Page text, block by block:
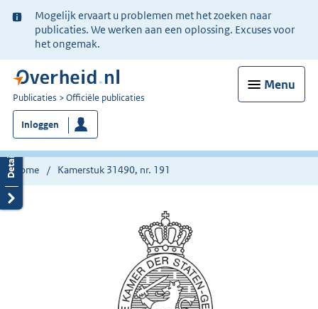
Ter
informatie:
Mogelijk ervaart u problemen met het zoeken naar
publicaties. We werken aan een oplossing. Excuses voor
het ongemak.
Menu
U
bent
nu
hier:
Publicaties Officiële publicaties
Inloggen
Home Kamerstuk 31490, nr. 191